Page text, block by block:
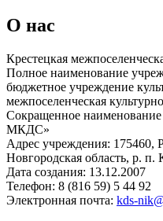
О нас
Крестецкая
Полное наименование
бюджетное учреждение
межпоселенческая
Сокращенное
МКДС»
Адрес учреждения: 175460,
Новгородская область, р.
Дата создания: 13.12.2007
Телефон: 8 (816 59) 5 44 92
Электронная почта: kds-